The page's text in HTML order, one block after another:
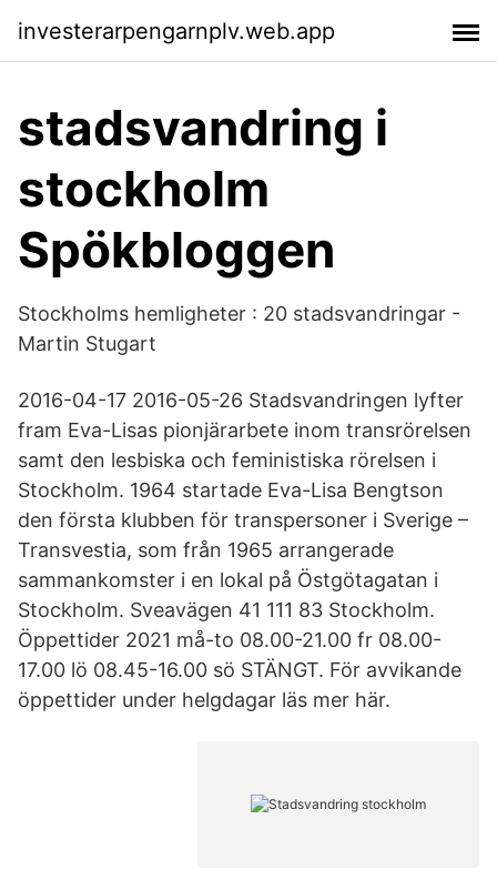
investerarpengarnplv.web.app
stadsvandring i
stockholm
Spökbloggen
Stockholms hemligheter : 20 stadsvandringar -
Martin Stugart
2016-04-17 2016-05-26 Stadsvandringen lyfter
fram Eva-Lisas pionjärarbete inom transrörelsen
samt den lesbiska och feministiska rörelsen i
Stockholm. 1964 startade Eva-Lisa Bengtson
den första klubben för transpersoner i Sverige –
Transvestia, som från 1965 arrangerade
sammankomster i en lokal på Östgötagatan i
Stockholm. Sveavägen 41 111 83 Stockholm.
Öppettider 2021 må-to 08.00-21.00 fr 08.00-
17.00 lö 08.45-16.00 sö STÄNGT. För avvikande
öppettider under helgdagar läs mer här.